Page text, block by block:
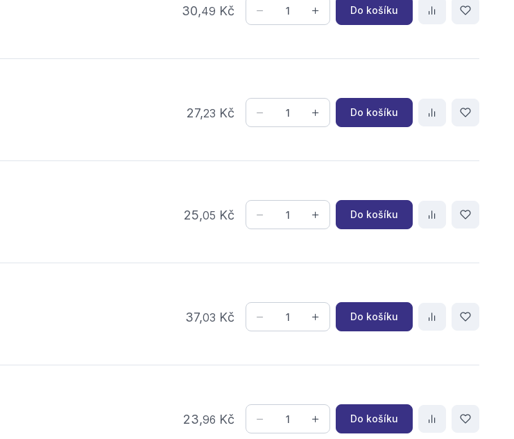
30,49 Kč Do košíku
27,23 Kč Do košíku
25,05 Kč Do košíku
37,03 Kč Do košíku
23,96 Kč Do košíku